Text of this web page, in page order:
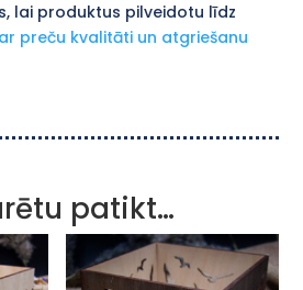
lai produktus pilveidotu līdz
preču kvalitāti un atgriešanu
patikt…